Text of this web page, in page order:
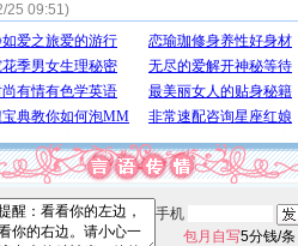
25 09:51)
手机
包月自写5分钱/条